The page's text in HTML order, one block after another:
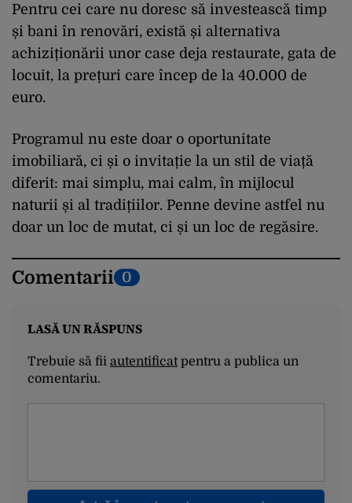
Pentru cei care nu doresc să investească timp
și bani în renovări, există și alternativa
achiziționării unor case deja restaurate, gata de
locuit, la prețuri care încep de la 40.000 de
euro.
Programul nu este doar o oportunitate
imobiliară, ci și o invitație la un stil de viață
diferit: mai simplu, mai calm, în mijlocul
naturii și al tradițiilor. Penne devine astfel nu
doar un loc de mutat, ci și un loc de regăsire.
Comentarii 0
LASĂ UN RĂSPUNS
Trebuie să fii autentificatpentru a publica un
comentariu.